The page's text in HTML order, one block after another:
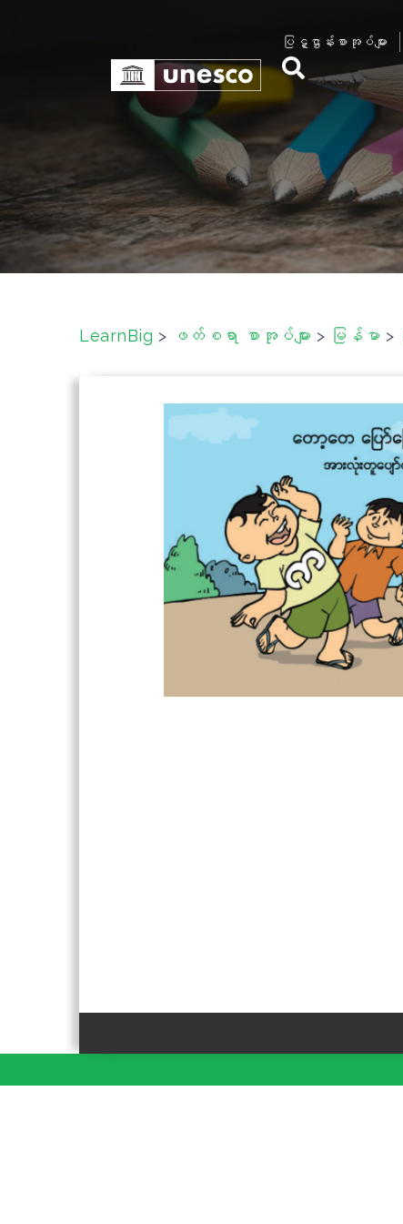
n
t
e
ပြဋ္ဌာန်းစာအုပ်များ
LearnBig > ဖတ်စရာ စာအုပ်များ > မြန်မာ >